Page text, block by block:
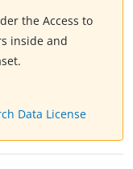
the Access to
inside and
Data License